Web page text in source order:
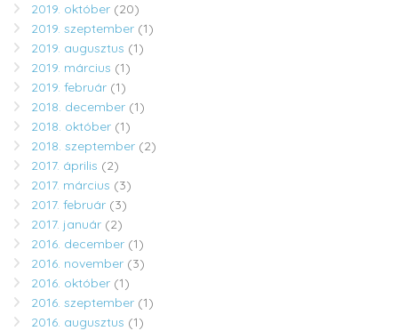
2019. október (20)
2019. szeptember (1)
2019. augusztus (1)
2019. március (1)
2019. február (1)
2018. december (1)
2018. október (1)
2018. szeptember (2)
2017. április (2)
2017. március (3)
2017. február (3)
2017. január (2)
2016. december (1)
2016. november (3)
2016. október (1)
2016. szeptember (1)
2016. augusztus (1)